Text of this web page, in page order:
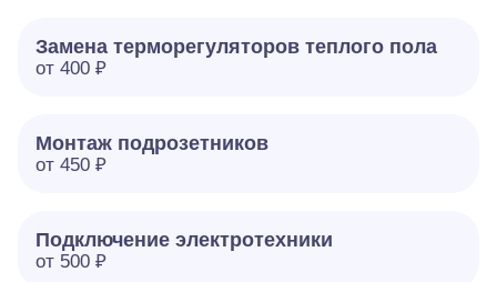
Замена терморегуляторов теплого пола
от 400 ₽
Монтаж подрозетников
от 450 ₽
Подключение электротехники
от 500 ₽